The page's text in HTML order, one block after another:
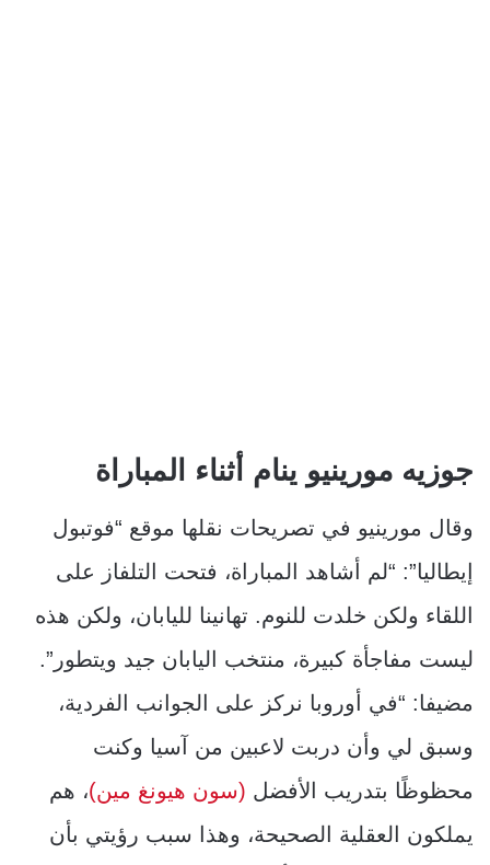
جوزيه مورينيو ينام أثناء المباراة
وقال مورينيو في تصريحات نقلها موقع “فوتبول
إيطاليا”: “لم أشاهد المباراة، فتحت التلفاز على
اللقاء ولكن خلدت للنوم. تهانينا لليابان، ولكن هذه
ليست مفاجأة كبيرة، منتخب اليابان جيد ويتطور”.
مضيفا: “في أوروبا نركز على الجوانب الفردية،
وسبق لي وأن دربت لاعبين من آسيا وكنت
محظوظًا بتدريب الأفضل (سون هيونغ مين)، هم
يملكون العقلية الصحيحة، وهذا سبب رؤيتي بأن